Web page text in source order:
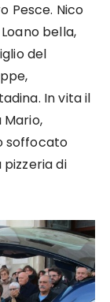
Pesce. Nico
bella,
del
In vita il
Mario,
soffocato
di